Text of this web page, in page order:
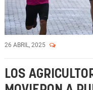
26 ABRIL, 2025
LOS